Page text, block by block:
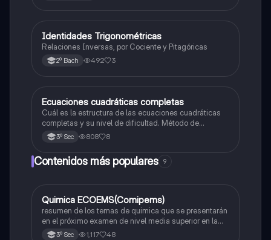
Matemáticas
Identidades Trigonométricas
Relaciones Inversas, por Cociente y Pitagóricas
2º Bach 492 3
Matemáticas
Ecuaciones cuadráticas completas
Cuál es la estructura de las ecuaciones cuadráticas
completas y su nivel de dificultad. Método de
solucion
3º Sec 808 8
Contenidos más populares 9
Química
Quimica ECOEMS(Comipems)
resumen de los temas de quimica que se presentarán
en el próximo examen de nivel media superior en la
zona metropolitana de el valle de México
3º Sec 1,117 48